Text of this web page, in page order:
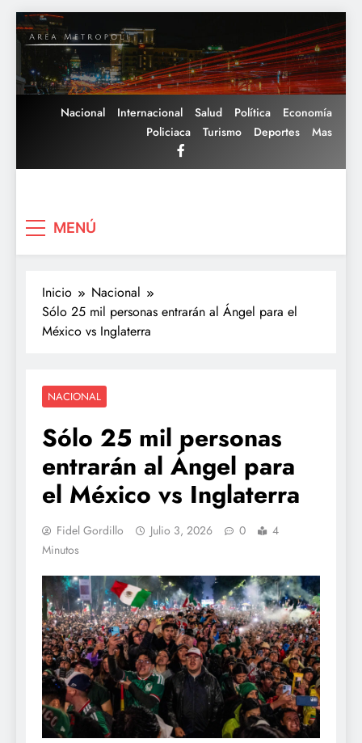
Saltar
al
contenido
Nacional Internacional Salud Política
Economía
Policiaca
Turismo Deportes Mas
MENÚ
Inicio
Nacional
Sólo 25 mil personas entrarán al Ángel para el
México vs Inglaterra
NACIONAL
Sólo 25 mil personas
entrarán al Ángel para
el México vs Inglaterra
Fidel Gordillo Julio 3, 2026 0
4
Minutos